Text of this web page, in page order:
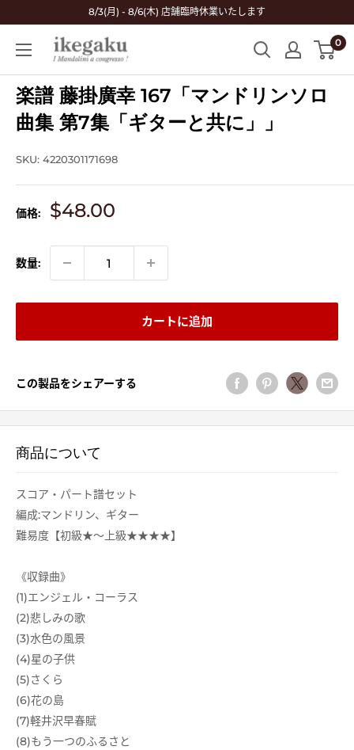
ン
8/3(月) - 8/6(木) 店舗臨時休業いたします
Mandolin
&
Guitar
Shop
ikegaku
0
楽譜 藤掛廣幸 167「マンドリンソロ
曲集 第7集「ギターと共に」」
SKU: 4220301171698
価格:
販
価
格
$48.00
数量:
カートに追加
この製品をシェアーする
商品について
スコア・パート譜セット
編成:マンドリン、ギター
難易度【初級★～上級★★★★】
《収録曲》
(1)エンジェル・コーラス
(2)悲しみの歌
(3)水色の風景
(4)星の子供
(5)さくら
(6)花の島
(7)軽井沢早春賦
(8)もう一つのふるさと